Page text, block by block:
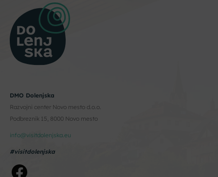
DMO Dolenjska
Razvojni center Novo mesto d.o.o.
Podbreznik 15, 8000 Novo mesto
info@visitdolenjska.eu
#visitdolenjska